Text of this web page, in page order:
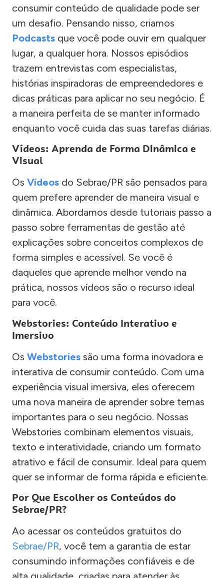
consumir conteúdo de qualidade pode ser
um desafio. Pensando nisso, criamos
Podcasts que você pode ouvir em qualquer
lugar, a qualquer hora. Nossos episódios
trazem entrevistas com especialistas,
histórias inspiradoras de empreendedores e
dicas práticas para aplicar no seu negócio. É
a maneira perfeita de se manter informado
enquanto você cuida das suas tarefas diárias.
Vídeos: Aprenda de Forma Dinâmica e
Visual
Os Vídeos do Sebrae/PR são pensados para
quem prefere aprender de maneira visual e
dinâmica. Abordamos desde tutoriais passo a
passo sobre ferramentas de gestão até
explicações sobre conceitos complexos de
forma simples e acessível. Se você é
daqueles que aprende melhor vendo na
prática, nossos vídeos são o recurso ideal
para você.
Webstories: Conteúdo Interativo e
Imersivo
Os Webstories são uma forma inovadora e
interativa de consumir conteúdo. Com uma
experiência visual imersiva, eles oferecem
uma nova maneira de aprender sobre temas
importantes para o seu negócio. Nossas
Webstories combinam elementos visuais,
texto e interatividade, criando um formato
atrativo e fácil de consumir. Ideal para quem
quer se informar de forma rápida e eficiente.
Por Que Escolher os Conteúdos do
Sebrae/PR?
Ao acessar os conteúdos gratuitos do
Sebrae/PR, você tem a garantia de estar
consumindo informações confiáveis e de